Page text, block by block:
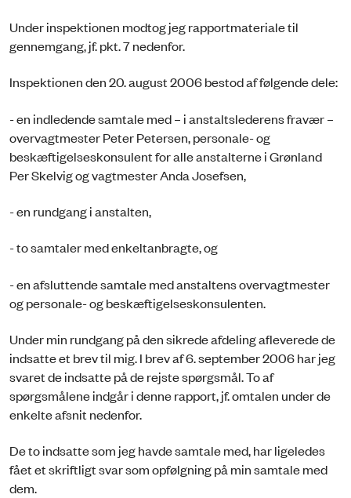
Under inspektionen modtog jeg rapportmateriale til
gennemgang, jf. pkt. 7 nedenfor.
Inspektionen den 20. august 2006 bestod af følgende dele:
- en indledende samtale med – i anstaltslederens fravær –
overvagtmester Peter Petersen, personale- og
beskæftigelseskonsulent for alle anstalterne i Grønland
Per Skelvig og vagtmester Anda Josefsen,
- en rundgang i anstalten,
- to samtaler med enkeltanbragte, og
- en afsluttende samtale med anstaltens overvagtmester
og personale- og beskæftigelseskonsulenten.
Under min rundgang på den sikrede afdeling afleverede de
indsatte et brev til mig. I brev af 6. september 2006 har jeg
svaret de indsatte på de rejste spørgsmål. To af
spørgsmålene indgår i denne rapport, jf. omtalen under de
enkelte afsnit nedenfor.
De to indsatte som jeg havde samtale med, har ligeledes
fået et skriftligt svar som opfølgning på min samtale med
dem.